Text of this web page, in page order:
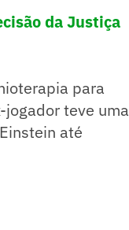
da Justiça
para
teve uma
até